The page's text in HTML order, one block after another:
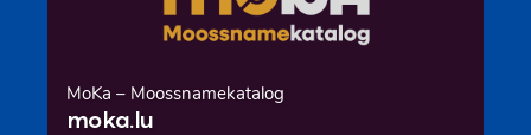
MoKa – Moossnamekatalog
moka.lu